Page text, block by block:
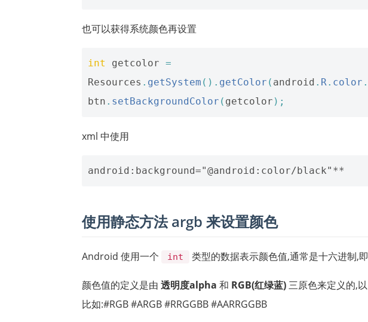
也可以获得系统颜色再设置
int getcolor =
Resources . getSystem (). getColor ( android . R . color .
btn . setBackgroundColor ( getcolor );
xml 中使用
使用静态方法 argb 来设置颜色
Android 使用一个 int 类型的数据表示颜色值,通常是十六进制,即
颜色值的定义是由 透明度alpha 和 RGB(红绿蓝)三原色来定义的,以
比如:#RGB #ARGB #RRGGBB #AARRGGBB